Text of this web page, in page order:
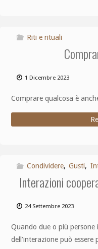
Riti e rituali
1 Dicembre 2023
Comprare qualcosa è
Condividere, Gusti,
Interazioni
24 Settembre 2023
Quando due o più
dell’interazione può